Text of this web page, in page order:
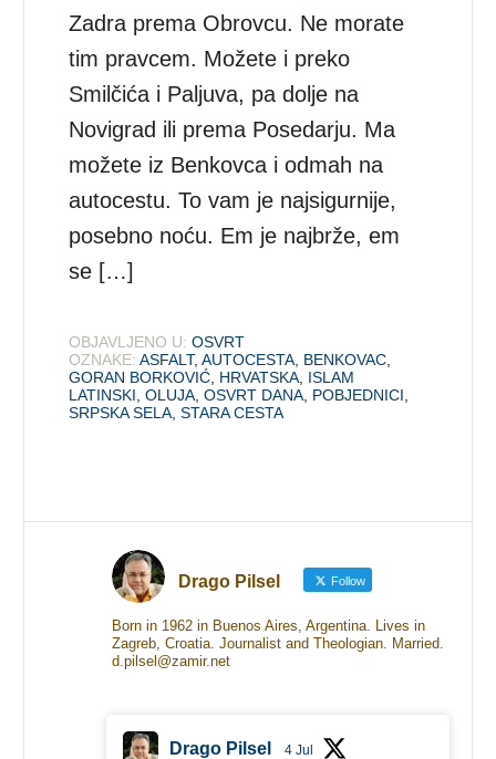
Zadra prema Obrovcu. Ne morate
tim pravcem. Možete i preko
Smilčića i Paljuva, pa dolje na
Novigrad ili prema Posedarju. Ma
možete iz Benkovca i odmah na
autocestu. To vam je najsigurnije,
posebno noću. Em je najbrže, em
se […]
OBJAVLJENO U: OSVRT
OZNAKE: ASFALT,AUTOCESTA BENKOVAC
GORAN BORKOVIĆ HRVATSKA ISLAM
LATINSKI ,OLUJA ,OSVRT DANA POBJEDNICI
SRPSKA SELA ,STARA CESTA
Drago Pilsel Follow
Born in 1962 in Buenos Aires, Argentina. Lives in
Zagreb, Croatia. Journalist and Theologian. Married.
d.pilsel@zamir.net
Drago Pilsel 4 Jul